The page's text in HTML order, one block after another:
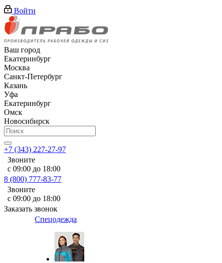
Войти
Ваш город
Екатеринбург
Москва
Санкт-Петербург
Казань
Уфа
Екатеринбург
Омск
Новосибирск
+7 (343) 227-27-97
Звоните
с 09:00 до 18:00
8 (800) 777-83-77
Звоните
с 09:00 до 18:00
Заказать звонок
Спецодежда